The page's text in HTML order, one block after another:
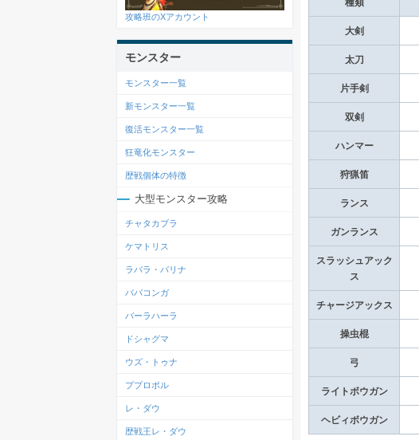
種類
大剣
太刀
片手剣
双剣
ハンマー
狩猟笛
ランス
ガンランス
スラッシュアック
ス
チャージアックス
操虫棍
弓
ライトボウガン
ヘビィボウガン
攻略班のXアカウント
モンスター
モンスター一覧
新モンスター一覧
復活モンスター一覧
狂竜化モンスター
歴戦個体の特徴
大型モンスター攻略
チャタカブラ
ケマトリス
ラバラ・バリナ
ババコンガ
バーラハーラ
ドシャグマ
ウズ・トゥナ
ププロポル
レ・ダウ
歴戦王レ・ダウ